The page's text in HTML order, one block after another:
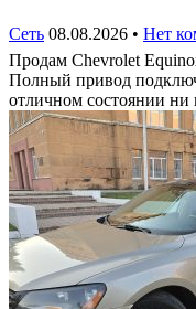
Сеть 08.08.2026 • Нет
Продам Chevrolet
Полный привод
отличном состоянии